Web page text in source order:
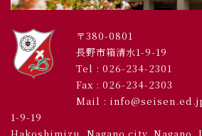
〒380-0801
長野市箱清水1-9-19
Tel : 026-234-2301
Fax : 026-234-2303
Mail :
1-9-19